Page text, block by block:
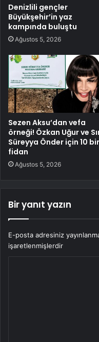
Denizlili gençler
Büyükşehir’in yaz
kampında buluştu
Ağustos 5, 2026
Sezen Aksu’dan vefa
örneği! Özkan Uğur ve
Süreyya Önder için 10
fidan
Ağustos 5, 2026
Bir yanıt yazın
E-posta adresiniz
işaretlenmişlerdir